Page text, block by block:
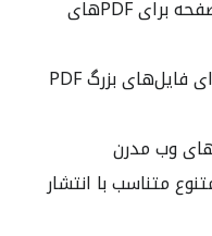
OCR رایگان صفحه‌به‌صفحه برای PDFهای
OCR انبوه پریمیوم برای فایل‌های بزرگ PDF
وب مدرن
متناسب با انتشار